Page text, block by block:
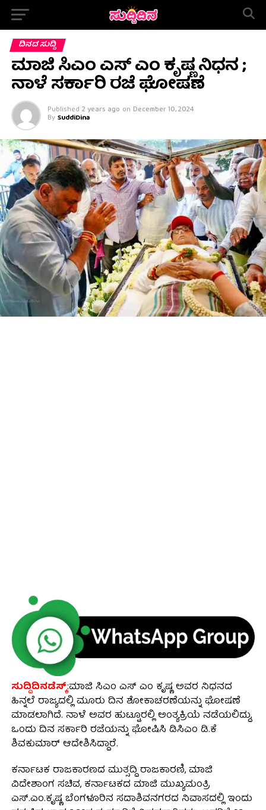
ದಿನದ ಸುದ್ದಿ
ಮಾಜಿ ಸಿಎಂ ಎಸ್ ಎಂ ಕೃಷ್ಣ ನಿಧನ ;
ನಾಳೆ ಸರ್ಕಾರಿ ರಜೆ ಘೋಷಣೆ
Published 2 years ago on December 10, 2024
By SuddiDina
ಸುದ್ದಿದಿನಡೆಸ್ಕ್:ಮಾಜಿ ಸಿಎಂ ಎಸ್ ಎಂ ಕೃಷ್ಣ ಅವರ ನಿಧನದ
ಹಿನ್ನಲೆ ರಾಜ್ಯದಲ್ಲಿ ಮೂರು ದಿನ ಶೋಕಾಚರಣೆಯನ್ನು ಘೋಷಣೆ
ಮಾಡಲಾಗಿದೆ. ನಾಳೆ ಅವರ ಹುಟ್ಟೂರಲ್ಲಿ ಅಂತ್ಯಕ್ರಿಯೆ ನಡೆಯಲಿದ್ದು,
ಒಂದು ದಿನ ಸರ್ಕಾರಿ ರಜೆಯನ್ನು ಘೋಷಿಸಿ ಡಿಸಿಎಂ ಡಿ.ಕೆ
ಶಿವಕುಮಾ‌ರ್ ಆದೇಶಿಸಿದ್ದಾರೆ.
ಕರ್ನಾಟಕ ರಾಜಕಾರಣದ ಮುತ್ಸದ್ದಿ ರಾಜಕಾರಣಿ, ಮಾಜಿ
ವಿದೇಶಾಂಗ ಸಚಿವ, ಕರ್ನಾಟಕದ ಮಾಜಿ ಮುಖ್ಯಮಂತ್ರಿ
ಎಸ್.ಎಂ.ಕೃಷ್ಣ ಬೆಂಗಳೂರಿನ ಸದಾಶಿವನಗರದ ನಿವಾಸದಲ್ಲಿ ಇಂದು